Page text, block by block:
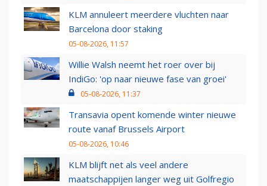
KLM annuleert meerdere vluchten naar
Barcelona door staking
05-08-2026, 11:57
Willie Walsh neemt het roer over bij
IndiGo: 'op naar nieuwe fase van groei'
05-08-2026, 11:37
Transavia opent komende winter nieuwe
route vanaf Brussels Airport
05-08-2026, 10:46
KLM blijft net als veel andere
maatschappijen langer weg uit Golfregio